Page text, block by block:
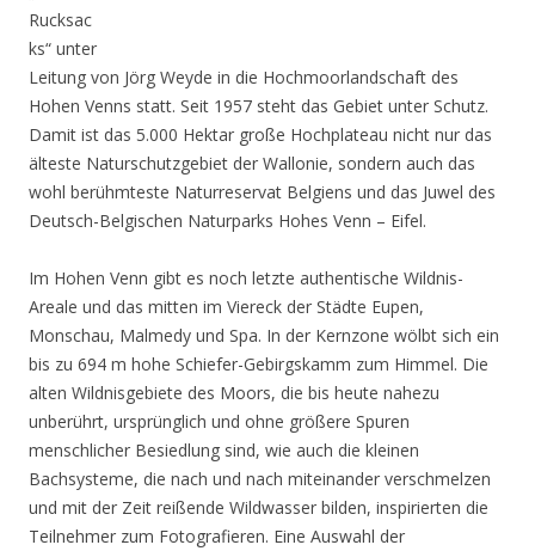
Rucksac
ks“ unter
Leitung von Jörg Weyde in die Hochmoorlandschaft des
Hohen Venns statt. Seit 1957 steht das Gebiet unter Schutz.
Damit ist das 5.000 Hektar große Hochplateau nicht nur das
älteste Naturschutzgebiet der Wallonie, sondern auch das
wohl berühmteste Naturreservat Belgiens und das Juwel des
Deutsch-Belgischen Naturparks Hohes Venn – Eifel.
Im Hohen Venn gibt es noch letzte authentische Wildnis-
Areale und das mitten im Viereck der Städte Eupen,
Monschau, Malmedy und Spa. In der Kernzone wölbt sich ein
bis zu 694 m hohe Schiefer-Gebirgskamm zum Himmel. Die
alten Wildnisgebiete des Moors, die bis heute nahezu
unberührt, ursprünglich und ohne größere Spuren
menschlicher Besiedlung sind, wie auch die kleinen
Bachsysteme, die nach und nach miteinander verschmelzen
und mit der Zeit reißende Wildwasser bilden, inspirierten die
Teilnehmer zum Fotografieren. Eine Auswahl der